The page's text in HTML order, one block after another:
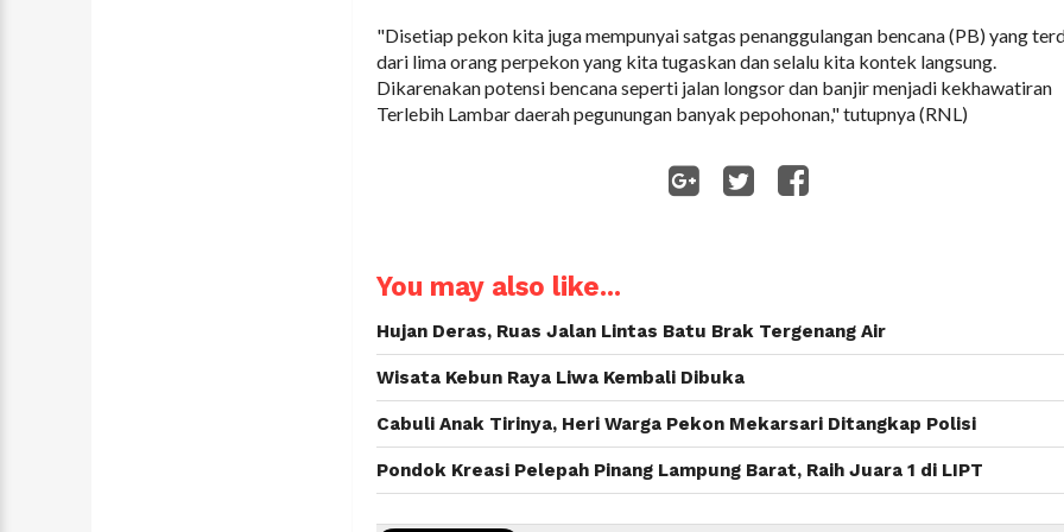
"Disetiap pekon kita juga mempunyai satgas penanggulangan bencana (PB) yang
dari lima orang perpekon yang kita tugaskan dan selalu kita kontek langsung.
Dikarenakan potensi bencana seperti jalan longsor dan banjir menjadi kekhawatiran
Terlebih Lambar daerah pegunungan banyak pepohonan," tutupnya (RNL)
You may also like...
Hujan Deras, Ruas Jalan Lintas Batu Brak Tergenang Air
Wisata Kebun Raya Liwa Kembali Dibuka
Cabuli Anak Tirinya, Heri Warga Pekon Mekarsari Ditangkap Polisi
Pondok Kreasi Pelepah Pinang Lampung Barat, Raih Juara 1 di LIPT